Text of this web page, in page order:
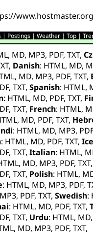
| Postings |Weather |Top |
, MD, MP3, PDF,TXT,
, Danish: HTML, MD,
, MD, MP3, PDF,TXT,
,TXT,Spanish: HTML,
: HTML, MD, PDF,TXT,
,TXT, French: HTML,
, MD, PDF,TXT,
: HTML, MD, MP3,
: HTML, MD, PDF,TXT,
,TXT,Italian: HTML,
, MD, MP3, PDF,TXT,
,TXT, Polish: HTML,
: HTML, MD, MP3, PDF,
MP3, PDF,TXT,Swedish:
: HTML, MD, PDF,TXT,
,TXT, Urdu: HTML, MD,
, MD, MP3, PDF,TXT,